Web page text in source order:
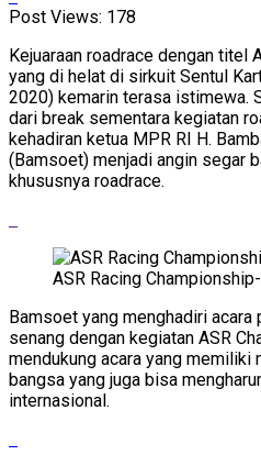
Post Views: 178
Kejuaraan roadrace dengan titel
yang di helat di sirkuit Sentul
2020) kemarin terasa istimewa.
dari break sementara kegiatan
kehadiran ketua MPR RI H.
(Bamsoet) menjadi angin segar
khususnya roadrace.
ASR Racing
Bamsoet yang menghadiri acara
senang dengan kegiatan ASR
mendukung acara yang
bangsa yang juga bisa
internasional.